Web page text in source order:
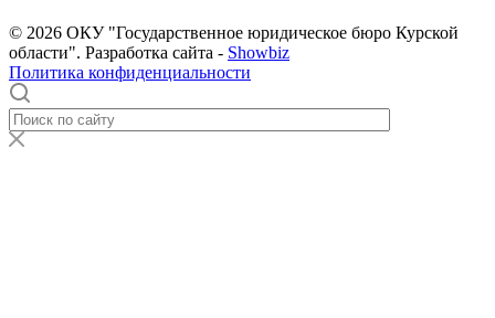
© 2026 ОКУ "Государственное юридическое бюро Курской
области". Разработка сайта - Showbiz
Политика конфиденциальности